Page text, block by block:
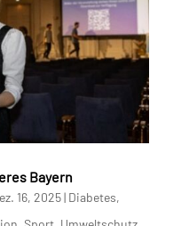
Bayern
16, 2025| Diabetes,